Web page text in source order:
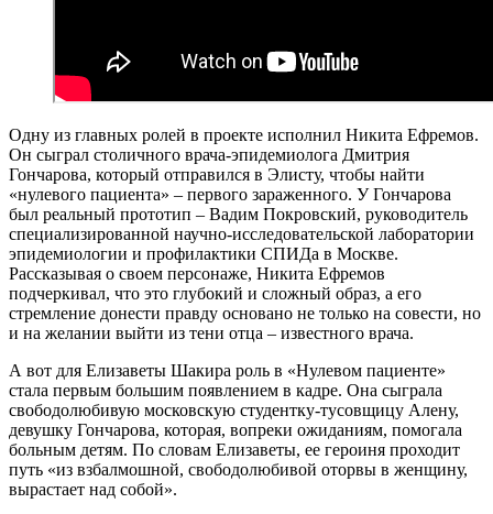
Одну из главных ролей в проекте исполнил Никита Ефремов.
Он сыграл столичного врача-эпидемиолога Дмитрия
Гончарова, который отправился в Элисту, чтобы найти
«нулевого пациента» – первого зараженного. У Гончарова
был реальный прототип – Вадим Покровский, руководитель
специализированной научно-исследовательской лаборатории
эпидемиологии и профилактики СПИДа в Москве.
Рассказывая о своем персонаже, Никита Ефремов
подчеркивал, что это глубокий и сложный образ, а его
стремление донести правду основано не только на совести, но
и на желании выйти из тени отца – известного врача.
А вот для Елизаветы Шакира роль в «Нулевом пациенте»
стала первым большим появлением в кадре. Она сыграла
свободолюбивую московскую студентку-тусовщицу Алену,
девушку Гончарова, которая, вопреки ожиданиям, помогала
больным детям. По словам Елизаветы, ее героиня проходит
путь «из взбалмошной, свободолюбивой оторвы в женщину,
вырастает над собой».